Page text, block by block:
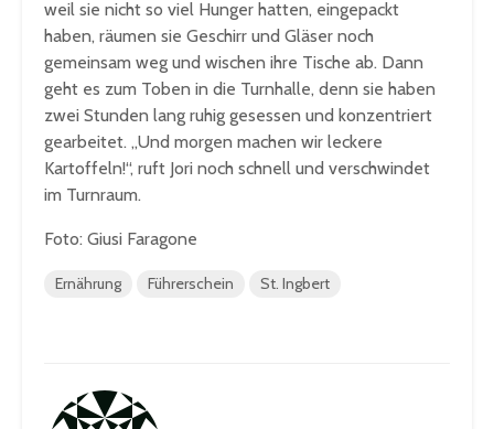
weil sie nicht so viel Hunger hatten, eingepackt
haben, räumen sie Geschirr und Gläser noch
gemeinsam weg und wischen ihre Tische ab. Dann
geht es zum Toben in die Turnhalle, denn sie haben
zwei Stunden lang ruhig gesessen und konzentriert
gearbeitet. „Und morgen machen wir leckere
Kartoffeln!“, ruft Jori noch schnell und verschwindet
im Turnraum.
Foto: Giusi Faragone
Ernährung Führerschein St. Ingbert